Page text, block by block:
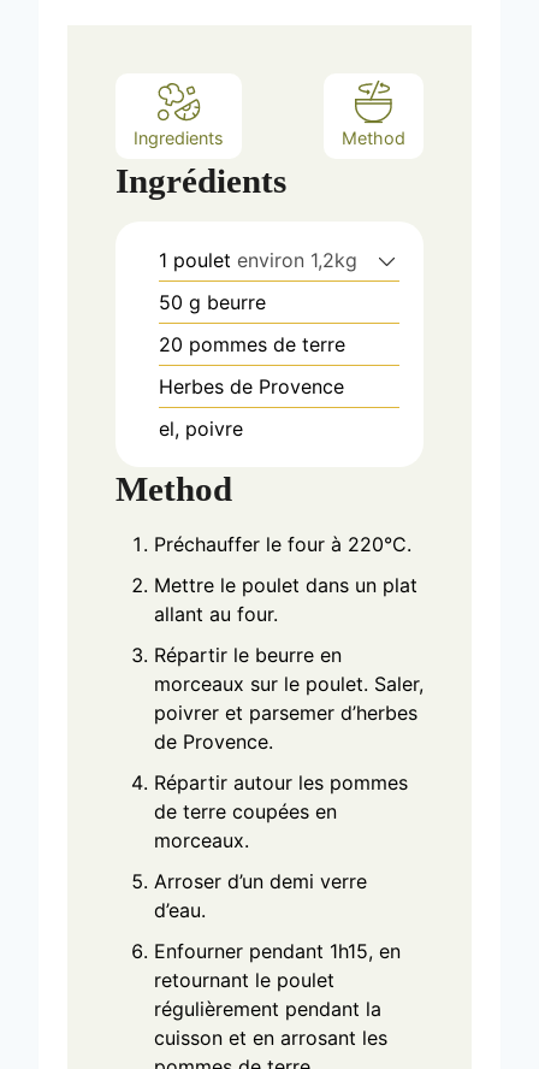
Ingredients Method
Ingrédients
1 poulet environ 1,2kg
50 g beurre
20 pommes de terre
Herbes de Provence
el, poivre
Method
Préchauffer le four à 220°C.
Mettre le poulet dans un plat
allant au four.
Répartir le beurre en
morceaux sur le poulet. Saler,
poivrer et parsemer d’herbes
de Provence.
Répartir autour les pommes
de terre coupées en
morceaux.
Arroser d’un demi verre
d’eau.
Enfourner pendant 1h15, en
retournant le poulet
régulièrement pendant la
cuisson et en arrosant les